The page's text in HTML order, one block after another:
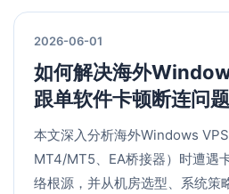
2026-06-01
如何解决海外
跟单软件卡顿断连问题
本文深入分析海外Windows
MT4/MT5、EA桥接器）时遭遇
络根源，并从机房选型、系统策